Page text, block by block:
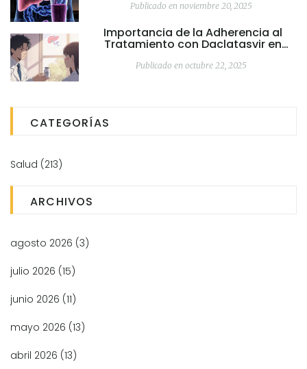
Publicado en noviembre 20, 2025
Importancia de la Adherencia al
Tratamiento con Daclatasvir en
Publicado en octubre 22, 2025
CATEGORÍAS
Salud (213)
ARCHIVOS
agosto 2026 (3)
julio 2026 (15)
junio 2026 (11)
mayo 2026 (13)
abril 2026 (13)